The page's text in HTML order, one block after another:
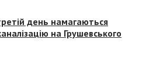
день намагаються
на Грушевського